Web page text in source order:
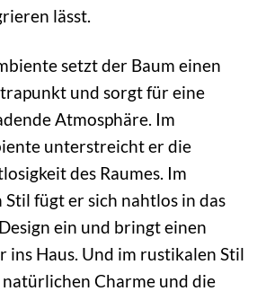
lässt.
setzt der Baum einen
und sorgt für eine
Atmosphäre. Im
unterstreicht er die
des Raumes. Im
fügt er sich nahtlos in das
ein und bringt einen
ins Haus. Und im rustikalen Stil
Charme und die